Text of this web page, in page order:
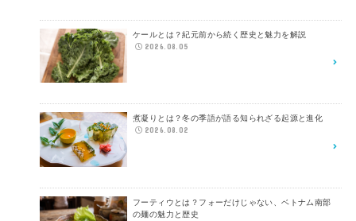
ケールとは？紀元前から続く歴史と魅力を解説
2026.08.05
煮凝りとは？冬の季語が語る知られざる起源と進化
2026.08.02
フーティウとは？フォーだけじゃない、ベトナム南部
の麺の魅力と歴史